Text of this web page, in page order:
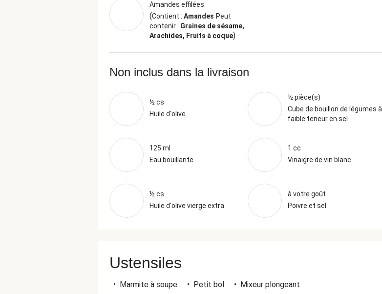
Amandes effilées
(Contient : Amandes Peut
contenir : Graines de sésame,
Arachides, Fruits à coque)
Non inclus dans la livraison
½ cs
Huile d'olive
½ pièce(s)
Cube de bouillon de légumes à
faible teneur en sel
125 ml
Eau bouillante
1 cc
Vinaigre de vin blanc
½ cs
Huile d'olive vierge extra
à votre goût
Poivre et sel
Ustensiles
• Marmite à soupe • Petit bol • Mixeur plongeant